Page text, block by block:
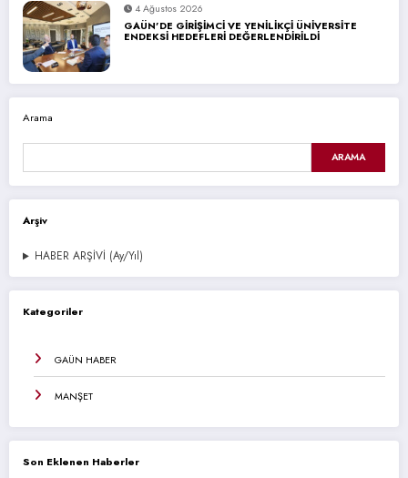
4 Ağustos 2026
GAÜN’DE GİRİŞİMCİ VE YENİLİKÇİ ÜNİVERSİTE
ENDEKSİ HEDEFLERİ DEĞERLENDİRİLDİ
Arama
ARAMA
Arşiv
HABER ARŞİVİ (Ay/Yıl)
Kategoriler
GAÜN HABER
MANŞET
Son Eklenen Haberler